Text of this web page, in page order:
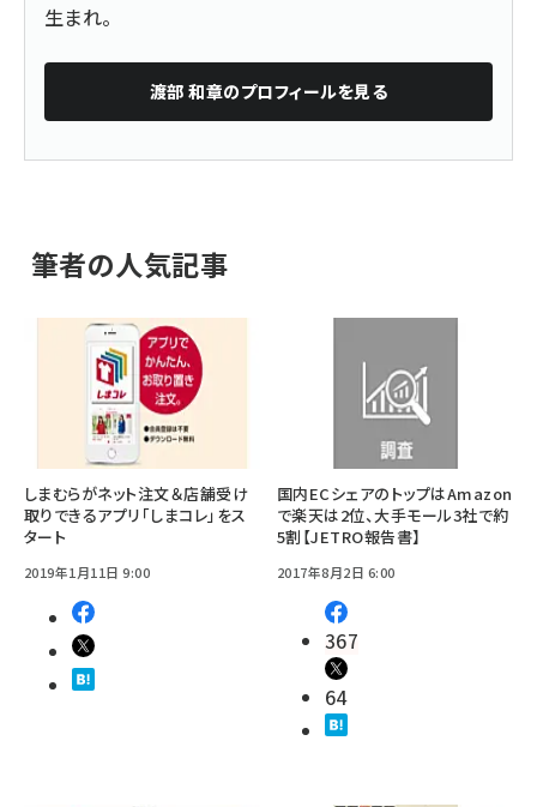
生まれ。
渡部 和章のプロフィールを見る
筆者の人気記事
しまむらがネット注文＆店舗受け
取りできるアプリ「しまコレ」をス
タート
2019年1月11日 9:00
国内ECシェアのトップはAmazon
で楽天は2位、大手モール3社で約
5割【JETRO報告書】
2017年8月2日 6:00
367
64